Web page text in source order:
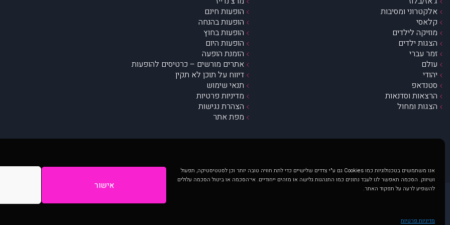
אנו משתמשים בטכנולוגיות כמו Cookies גם ע"י צדדים שלישיים כדי לתת חוויה טובה יותר וכן לסטטיסטיקה, תפעול
ושיווק. הסכמה תאפשר לנו לעבד נתונים כמו התנהגות גלישה או מזהים ייחודיים. אי־הסכמה או ביטול הסכמה עלולים
להשפיע לרעה על תפקוד האתר.
אישור
מדיניות פרטיות
אלקטרוני ומסיבות
קלאסי
מוזיקה לילדים
הצגות ילדים
זמר עברי
עולם
יהודי
סטנדאפ
הרצאות וסדנאות
הצגות ומחול
הופעות חינם
הופעות בהנחה
הופעות בחוץ
הופעות היום
הזמנת הופעה
אתרים מורשים – כרטיסים להופעות
דיווח על תוכן לא תקין
תנאי שימוש
מדיניות פרטיות
הצהרת נגישות
מפת אתר